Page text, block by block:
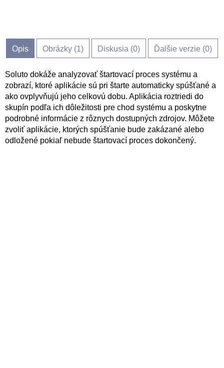
Opis Obrázky (1) Diskusia (0) Ďalšie verzie (0)
Soluto dokáže analyzovať štartovací proces systému a
zobrazí, ktoré aplikácie sú pri štarte automaticky spúšťané a
ako ovplyvňujú jeho celkovú dobu. Aplikácia roztriedi do
skupín podľa ich dôležitosti pre chod systému a poskytne
podrobné informácie z rôznych dostupných zdrojov. Môžete
zvoliť aplikácie, ktorých spúšťanie bude zakázané alebo
odložené pokiaľ nebude štartovací proces dokončený.